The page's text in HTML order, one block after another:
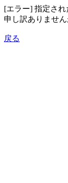
[エラー] 指定さ
申し訳ありませ
戻る